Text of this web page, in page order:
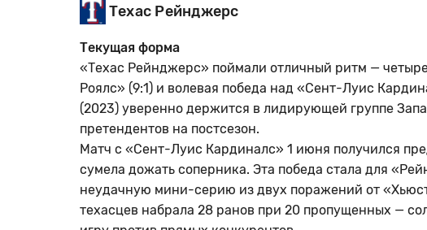
Техас Рейнджерс
Текущая форма
«Техас Рейнджерс» поймали отличный ритм —
Роялс» (9:1) и волевая победа над «Сент-Луис
(2023) уверенно держится в лидирующей группе
претендентов на постсезон.
Матч с «Сент-Луис Кардиналс» 1 июня получился
сумела дожать соперника. Эта победа стала для
неудачную мини-серию из двух поражений от
техасцев набрала 28 ранов при 20 пропущенных —